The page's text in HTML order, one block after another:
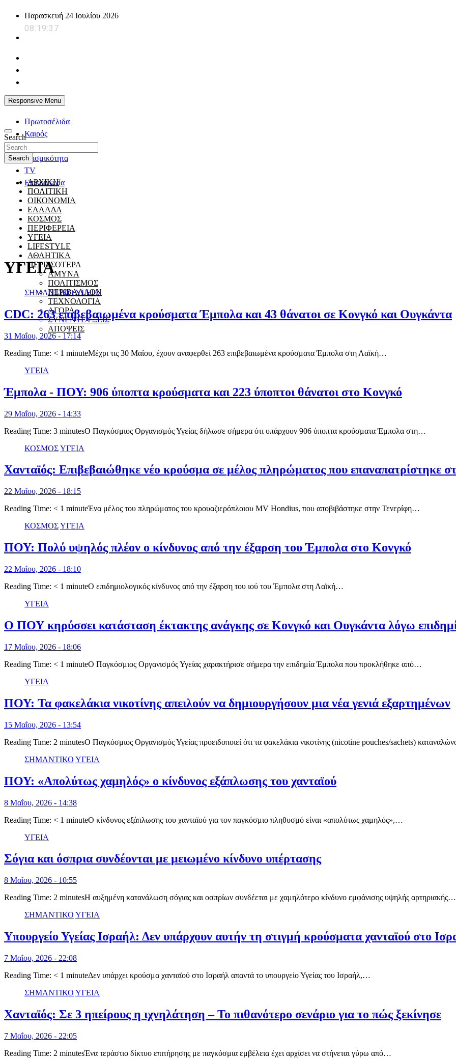
content
Παρασκευή 24 Ιουλίου 2026
08:19:38
Responsive Menu
Πρωτοσέλιδα
Καιρός
Ζώδια
Σεισμικότητα
TV
Επικοινωνία
powerplayer.gr
Search
Search
ΑΡΧΙΚΗ
ΠΟΛΙΤΙΚΗ
ΟΙΚΟΝΟΜΙΑ
ΕΛΛΑΔΑ
ΚΟΣΜΟΣ
ΠΕΡΙΦΕΡΕΙΑ
ΥΓΕΙΑ
LIFESTYLE
ΑΘΛΗΤΙΚΑ
ΠΕΡΙΣΣΟΤΕΡΑ
ΑΜΥΝΑ
ΠΟΛΙΤΙΣΜΟΣ
ΠΕΡΙΒΑΛΛΟΝ
ΤΕΧΝΟΛΟΓΙΑ
ΑΓΟΡΑ
ΣΥΝΕΝΤΕΥΞΕΙΣ
ΑΠΟΨΕΙΣ
ΥΓΕΙΑ
ΣΗΜΑΝΤΙΚΟΥΓΕΙΑ
CDC: 263 επιβεβαιωμένα κρούσματα Έμπολα και 43 θάνατοι σε Κονγκό και Ουγκάντα
31 Μαΐου, 2026 - 17:14
Reading Time: < 1 minuteΜέχρι τις 30 Μαΐου, έχουν αναφερθεί 263 επιβεβαιωμένα κρούσματα Έμπολα στη Λαϊκή…
ΥΓΕΙΑ
Έμπολα - ΠΟΥ: 906 ύποπτα κρούσματα και 223 ύποπτοι θάνατοι στο Κονγκό
29 Μαΐου, 2026 - 14:33
Reading Time: 3 minutesΟ Παγκόσμιος Οργανισμός Υγείας δήλωσε σήμερα ότι υπάρχουν 906 ύποπτα κρούσματα Έμπολα στη…
ΚΟΣΜΟΣΥΓΕΙΑ
Χανταϊός: Επιβεβαιώθηκε νέο κρούσμα σε μέλος πληρώματος που επαναπατρίστηκε
22 Μαΐου, 2026 - 18:15
Reading Time: < 1 minuteΈνα μέλος του πληρώματος του κρουαζιερόπλοιου MV Hondius, που αποβιβάστηκε στην Τενερίφη…
ΚΟΣΜΟΣΥΓΕΙΑ
ΠΟΥ: Πολύ υψηλός πλέον ο κίνδυνος από την έξαρση του Έμπολα στο Κονγκό
22 Μαΐου, 2026 - 18:10
Reading Time: < 1 minuteΟ επιδημιολογικός κίνδυνος από την έξαρση του ιού του Έμπολα στη Λαϊκή…
ΥΓΕΙΑ
Ο ΠΟΥ κηρύσσει κατάσταση έκτακτης ανάγκης σε Κονγκό και Ουγκάντα λόγω
17 Μαΐου, 2026 - 18:06
Reading Time: < 1 minuteΟ Παγκόσμιος Οργανισμός Υγείας χαρακτήρισε σήμερα την επιδημία Έμπολα που προκλήθηκε από…
ΥΓΕΙΑ
ΠΟΥ: Τα φακελάκια νικοτίνης απειλούν να δημιουργήσουν μια νέα γενιά εξαρτημένων
15 Μαΐου, 2026 - 13:54
Reading Time: 2 minutesΟ Παγκόσμιος Οργανισμός Υγείας προειδοποιεί ότι τα φακελάκια νικοτίνης (nicotine pouches/sachets)
ΣΗΜΑΝΤΙΚΟ ΥΓΕΙΑ
ΠΟΥ: «Απολύτως χαμηλός» ο κίνδυνος εξάπλωσης του χανταϊού
8 Μαΐου, 2026 - 14:38
Reading Time: < 1 minuteΟ κίνδυνος εξάπλωσης του χανταϊού για τον παγκόσμιο πληθυσμό είναι «απολύτως χαμηλός»,…
ΥΓΕΙΑ
Σόγια και όσπρια συνδέονται με μειωμένο κίνδυνο υπέρτασης
8 Μαΐου, 2026 - 10:55
Reading Time: 2 minutesΗ αυξημένη κατανάλωση σόγιας και οσπρίων συνδέεται με χαμηλότερο κίνδυνο εμφάνισης υψηλής αρτηριακής…
ΣΗΜΑΝΤΙΚΟ ΥΓΕΙΑ
Υπουργείο Υγείας Ισραήλ: Δεν υπάρχουν αυτήν τη στιγμή κρούσματα χανταϊού στο
7 Μαΐου, 2026 - 22:08
Reading Time: < 1 minuteΔεν υπάρχει κρούσμα χανταϊού στο Ισραήλ απαντά το υπουργείο Υγείας του Ισραήλ,…
ΣΗΜΑΝΤΙΚΟ ΥΓΕΙΑ
Χανταϊός: Σε 3 ηπείρους η ιχνηλάτηση – Το πιθανότερο σενάριο για το πώς ξεκίνησε
7 Μαΐου, 2026 - 22:05
Reading Time: 2 minutesΈνα τεράστιο δίκτυο επιτήρησης με παγκόσμια εμβέλεια έχει αρχίσει να στήνεται γύρω από…